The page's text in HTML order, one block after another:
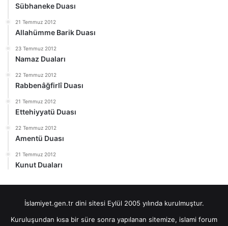
Sübhaneke Duası
21 Temmuz 2012
Allahümme Barik Duası
23 Temmuz 2012
Namaz Duaları
22 Temmuz 2012
Rabbenâğfirlî Duası
21 Temmuz 2012
Ettehiyyatü Duası
22 Temmuz 2012
Amentü Duası
21 Temmuz 2012
Kunut Duaları
İslamiyet.gen.tr dini sitesi Eylül 2005 yılında kurulmuştur.
Kuruluşundan kısa bir süre sonra yapılanan sitemize, islami forum